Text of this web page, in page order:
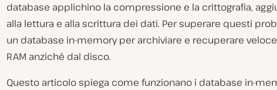
database applichino la compressione e la crittografia,
alla lettura e alla scrittura dei dati. Per superare questi
un database in-memory per archiviare e recuperare
RAM anziché dal disco.
Questo articolo spiega come funzionano i database in-